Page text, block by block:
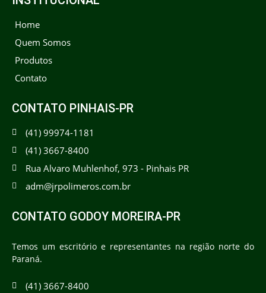
Home
Quem Somos
Produtos
Contato
CONTATO PINHAIS-PR
(41) 99974-1181
(41) 3667-8400
Rua Alvaro Muhlenhof, 973 - Pinhais PR
adm@jrpolimeros.com.br
CONTATO GODOY MOREIRA-PR
Temos um escritório e representantes na região norte do
Paraná.
(41) 3667-8400